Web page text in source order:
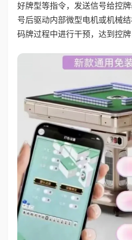
好牌型等指令，发送信号给控
号后驱动内部微型电机或机械结
码牌过程中进行干预，达到控牌